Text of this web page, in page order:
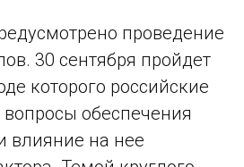
проведение
30 сентября пройдет
которого российские
вопросы обеспечения
влияние на нее